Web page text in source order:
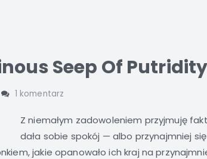
Seep Of
1 komentarz
Z niemałym zadowoleniem przyjmuję
dała sobie spokój — albo przynajmniej
jakie opanowało ich kraj na